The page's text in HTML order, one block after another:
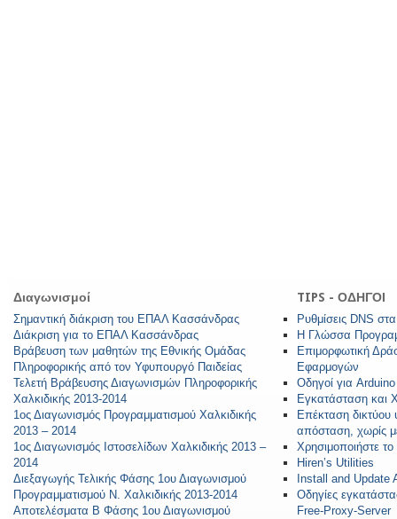
Διαγωνισμοί
Σημαντική διάκριση του ΕΠΑΛ Κασσάνδρας
Διάκριση για το ΕΠΑΛ Κασσάνδρας
Βράβευση των μαθητών της Εθνικής Ομάδας
Πληροφορικής από τον Υφυπουργό Παιδείας
Τελετή Βράβευσης Διαγωνισμών Πληροφορικής
Χαλκιδικής 2013-2014
1ος Διαγωνισμός Προγραμματισμού Χαλκιδικής
2013 – 2014
1ος Διαγωνισμός Ιστοσελίδων Χαλκιδικής 2013 –
2014
Διεξαγωγής Τελικής Φάσης 1ου Διαγωνισμού
Προγραμματισμού Ν. Χαλκιδικής 2013-2014
Αποτελέσματα Β Φάσης 1ου Διαγωνισμού
TIPS - ΟΔΗΓΟΙ
Ρυθμίσεις DNS
Η Γλώσσα
Επιμορφωτική
Εφαρμογών
Οδηγοί για
Εγκατάσταση και
Επέκταση
απόσταση, χωρίς
Χρησιμοποιήστε
Hiren’s Utilities
Install and Update
Οδηγίες
Free-Proxy-Server